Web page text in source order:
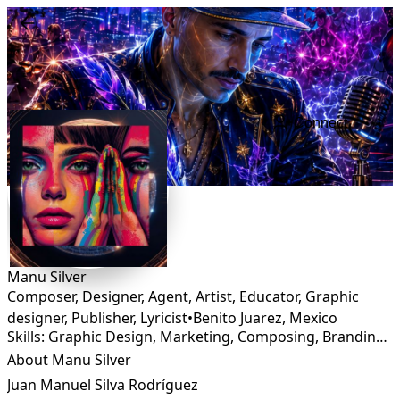
Connect
Manu Silver
Composer, Designer, Agent, Artist, Educator, Graphic
designer, Publisher, Lyricist•Benito Juarez, Mexico
Skills: Graphic Design, Marketing, Composing, Branding, Campaign strategy, Management, Web Design
About Manu Silver
Juan Manuel Silva Rodríguez